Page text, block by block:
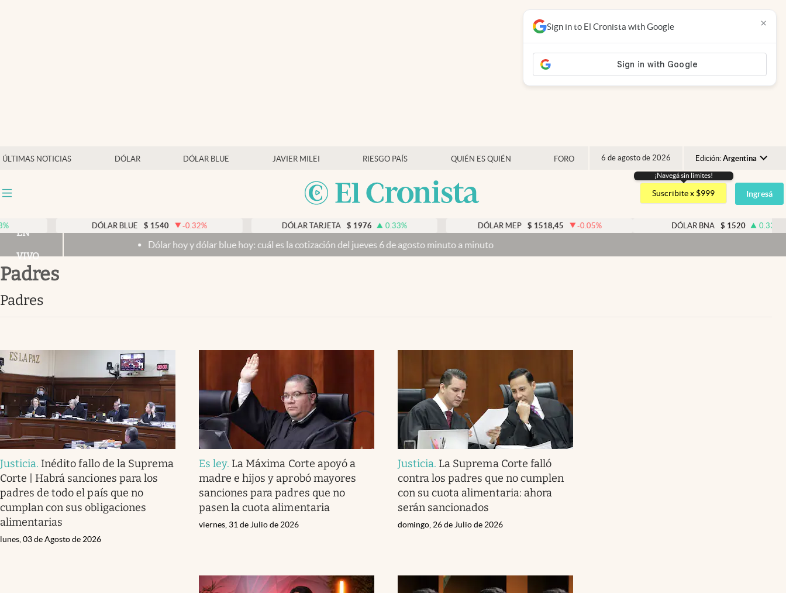
ÚLTIMAS NOTICIAS DÓLAR DÓLAR BLUE JAVIER MILEI RIESGO PAÍS QUIÉN ES QUIÉN FORO 6 de agosto de 2026 Edición: Argentina
Argentina
España
USA
Mercados Online
Infotechnology
Eventos Corporativos
El Cronista Studio
Mediakit
abre en nueva pestaña
¡Navegá sin limites!
Suscribite x $999 Ingresá
DÓLAR BLUE $ 1540 -0.32% DÓLAR TARJETA $ 1976 0.33% $ 1518,45 -0.05% $ 1520 0.33%
EN
VIVO
Dólar hoy y dólar blue hoy: cuál es la cotización del jueves 6 de agosto minuto a minuto
Sign in to El Cronista with Google ×
padres
padres
Justicia. Inédito fallo de la Suprema
Corte | Habrá sanciones para los
padres de todo el país que no
cumplan con sus obligaciones
alimentarias
lunes, 03 de Agosto de 2026
Es ley. La Máxima Corte apoyó a
madre e hijos y aprobó mayores
sanciones para padres que no
pasen la cuota alimentaria
viernes, 31 de Julio de 2026
Justicia. La Suprema Corte falló
contra los padres que no cumplen
con su cuota alimentaria: ahora
serán sancionados
domingo, 26 de Julio de 2026